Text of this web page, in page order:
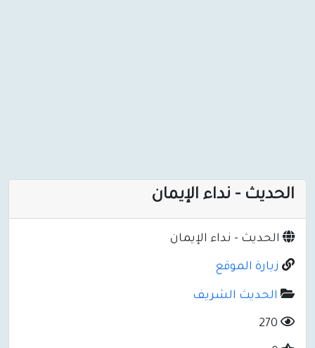
الحديث - نداء الإيمان
الحديث - نداء الإيمان
زيارة الموقع
الحديث الشريف